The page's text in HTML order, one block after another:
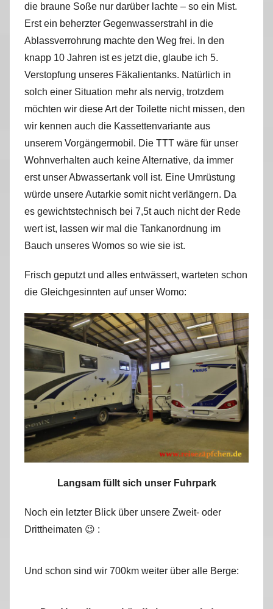
die braune Soße nur darüber lachte – so ein Mist.
Erst ein beherzter Gegenwasserstrahl in die
Ablassverrohrung machte den Weg frei. In den
knapp 10 Jahren ist es jetzt die, glaube ich 5.
Verstopfung unseres Fäkalientanks. Natürlich in
solch einer Situation mehr als nervig, trotzdem
möchten wir diese Art der Toilette nicht missen, den
wir kennen auch die Kassettenvariante aus
unserem Vorgängermobil. Die TTT wäre für unser
Wohnverhalten auch keine Alternative, da immer
erst unser Abwassertank voll ist. Eine Umrüstung
würde unsere Autarkie somit nicht verlängern. Da
es gewichtstechnisch bei 7,5t auch nicht der Rede
wert ist, lassen wir mal die Tankanordnung im
Bauch unseres Womos so wie sie ist.
Frisch geputzt und alles entwässert, warteten schon
die Gleichgesinnten auf unser Womo:
Langsam füllt sich unser Fuhrpark
Noch ein letzter Blick über unsere Zweit- oder
Drittheimaten 😉 :
Und schon sind wir 700km weiter über alle Berge: